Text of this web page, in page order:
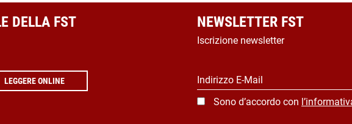
DELLA FST
LEGGERE ONLINE
NEWSLETTER FST
Iscrizione newsletter
Indirizzo E-Mail
Sono d’accordo con